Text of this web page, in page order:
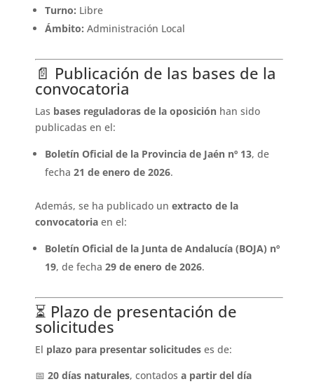
Turno: Libre
Ámbito: Administración Local
📄 Publicación de las bases de la
convocatoria
Las bases reguladoras de la oposición han sido
publicadas en el:
Boletín Oficial de la Provincia de Jaén nº 13, de
fecha21 de enero de 2026.
Además, se ha publicado unextracto de la
convocatoria en el:
Boletín Oficial de la Junta de Andalucía (BOJA) nº
19, de fecha29 de enero de 2026.
⏳ Plazo de presentación de
solicitudes
El plazo para presentar solicitudes es de:
📅20 días naturales, contadosa partir del día